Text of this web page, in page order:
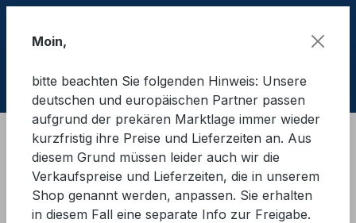
Ladungssicherung Straße
Moin,
bitte beachten Sie folgenden Hinweis: Unsere
deutschen und europäischen Partner passen
aufgrund der prekären Marktlage immer wieder
kurzfristig ihre Preise und Lieferzeiten an. Aus
diesem Grund müssen leider auch wir die
Verkaufspreise und Lieferzeiten, die in unserem
Shop genannt werden, anpassen. Sie erhalten
in diesem Fall eine separate Info zur Freigabe.